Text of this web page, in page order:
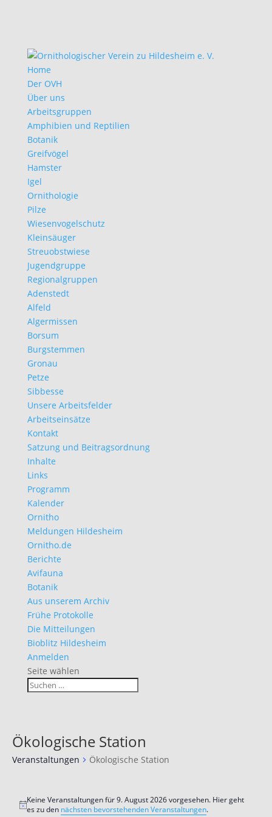
Home
Der OVH
Über uns
Arbeitsgruppen
Amphibien und Reptilien
Botanik
Greifvögel
Hamster
Igel
Ornithologie
Pilze
Wiesenvogelschutz
Kleinsäuger
Streuobstwiese
Jugendgruppe
Regionalgruppen
Adenstedt
Alfeld
Algermissen
Borsum
Burgstemmen
Gronau
Petze
Sibbesse
Unsere Arbeitsfelder
Arbeitseinsätze
Kontakt
Satzung und Beitragsordnung
Inhalte
Links
Programm
Kalender
Ornitho
Meldungen Hildesheim
Ornitho.de
Berichte
Avifauna
Botanik
Aus unserem Archiv
Frühe Protokolle
Die Mitteilungen
Bioblitz Hildesheim
Anmelden
Seite wählen
Ökologische Station
Veranstaltungen Ökologische Station
für
Hinweis
Keine Veranstaltungen für 9. August 2026 vorgesehen. Hier geht
es zu den nächsten bevorstehenden Veranstaltungen.